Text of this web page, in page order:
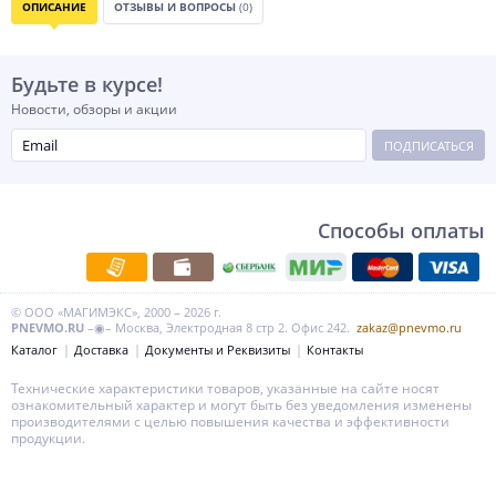
ОПИСАНИЕ ОТЗЫВЫ И ВОПРОСЫ (0)
Будьте в курсе!
Новости, обзоры и акции
ПОДПИСАТЬСЯ
Способы оплаты
© ООО «МАГИМЭКС», 2000 – 2026 г.
PNEVMO.RU –◉– Москва, Электродная 8 стр 2. Офис 242. zakaz@pnevmo.ru
Каталог
Доставка Документы и Реквизиты Контакты
Технические характеристики товаров, указанные на сайте носят
ознакомительный характер и могут быть без уведомления изменены
производителями с целью повышения качества и эффективности
продукции.